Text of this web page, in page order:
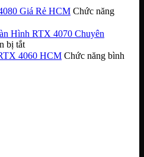
Giá Rẻ HCM Chức năng
Hình RTX 4070 Chuyên
bị tắtở
Dịch
4060 HCM Chức năng bình